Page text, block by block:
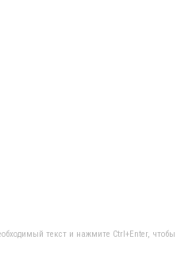
текст и нажмите Ctrl+Enter, чтобы